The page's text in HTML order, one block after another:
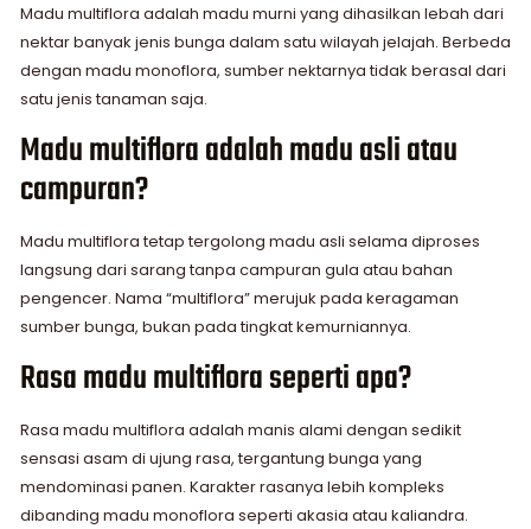
Madu multiflora adalah madu murni yang dihasilkan lebah dari
nektar banyak jenis bunga dalam satu wilayah jelajah. Berbeda
dengan madu monoflora, sumber nektarnya tidak berasal dari
satu jenis tanaman saja.
Madu multiflora adalah madu asli atau
campuran?
Madu multiflora tetap tergolong madu asli selama diproses
langsung dari sarang tanpa campuran gula atau bahan
pengencer. Nama “multiflora” merujuk pada keragaman
sumber bunga, bukan pada tingkat kemurniannya.
Rasa madu multiflora seperti apa?
Rasa madu multiflora adalah manis alami dengan sedikit
sensasi asam di ujung rasa, tergantung bunga yang
mendominasi panen. Karakter rasanya lebih kompleks
dibanding madu monoflora seperti akasia atau kaliandra.